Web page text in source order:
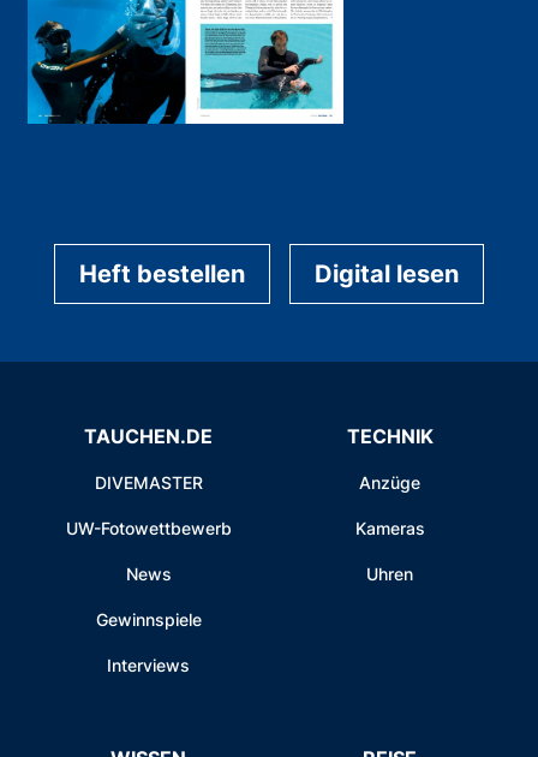
Heft bestellen Digital lesen
TAUCHEN.DE
DIVEMASTER
UW-Fotowettbewerb
News
Gewinnspiele
Interviews
TECHNIK
Anzüge
Kameras
Uhren